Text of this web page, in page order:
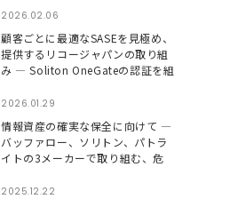
2026.02.06
顧客ごとに最適なSASEを見極め、
提供するリコージャパンの取り組
み ― Soliton OneGateの認証を組
境に ―
2026.01.29
情報資産の確実な保全に向けて ―
バッファロー、ソリトン、パトラ
イトの3メーカーで取り組む、危
捉えるソリューション ―
2025.12.22